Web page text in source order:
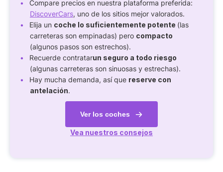
Compare precios en nuestra plataforma preferida:
DiscoverCars, uno de los sitios mejor valorados.
Elija un coche lo suficientemente potente (las
carreteras son empinadas) pero compacto
(algunos pasos son estrechos).
Recuerde contratarun seguro a todo riesgo
(algunas carreteras son sinuosas y estrechas).
Hay mucha demanda, así que reserve con
antelación.
Ver los coches
Vea nuestros consejos